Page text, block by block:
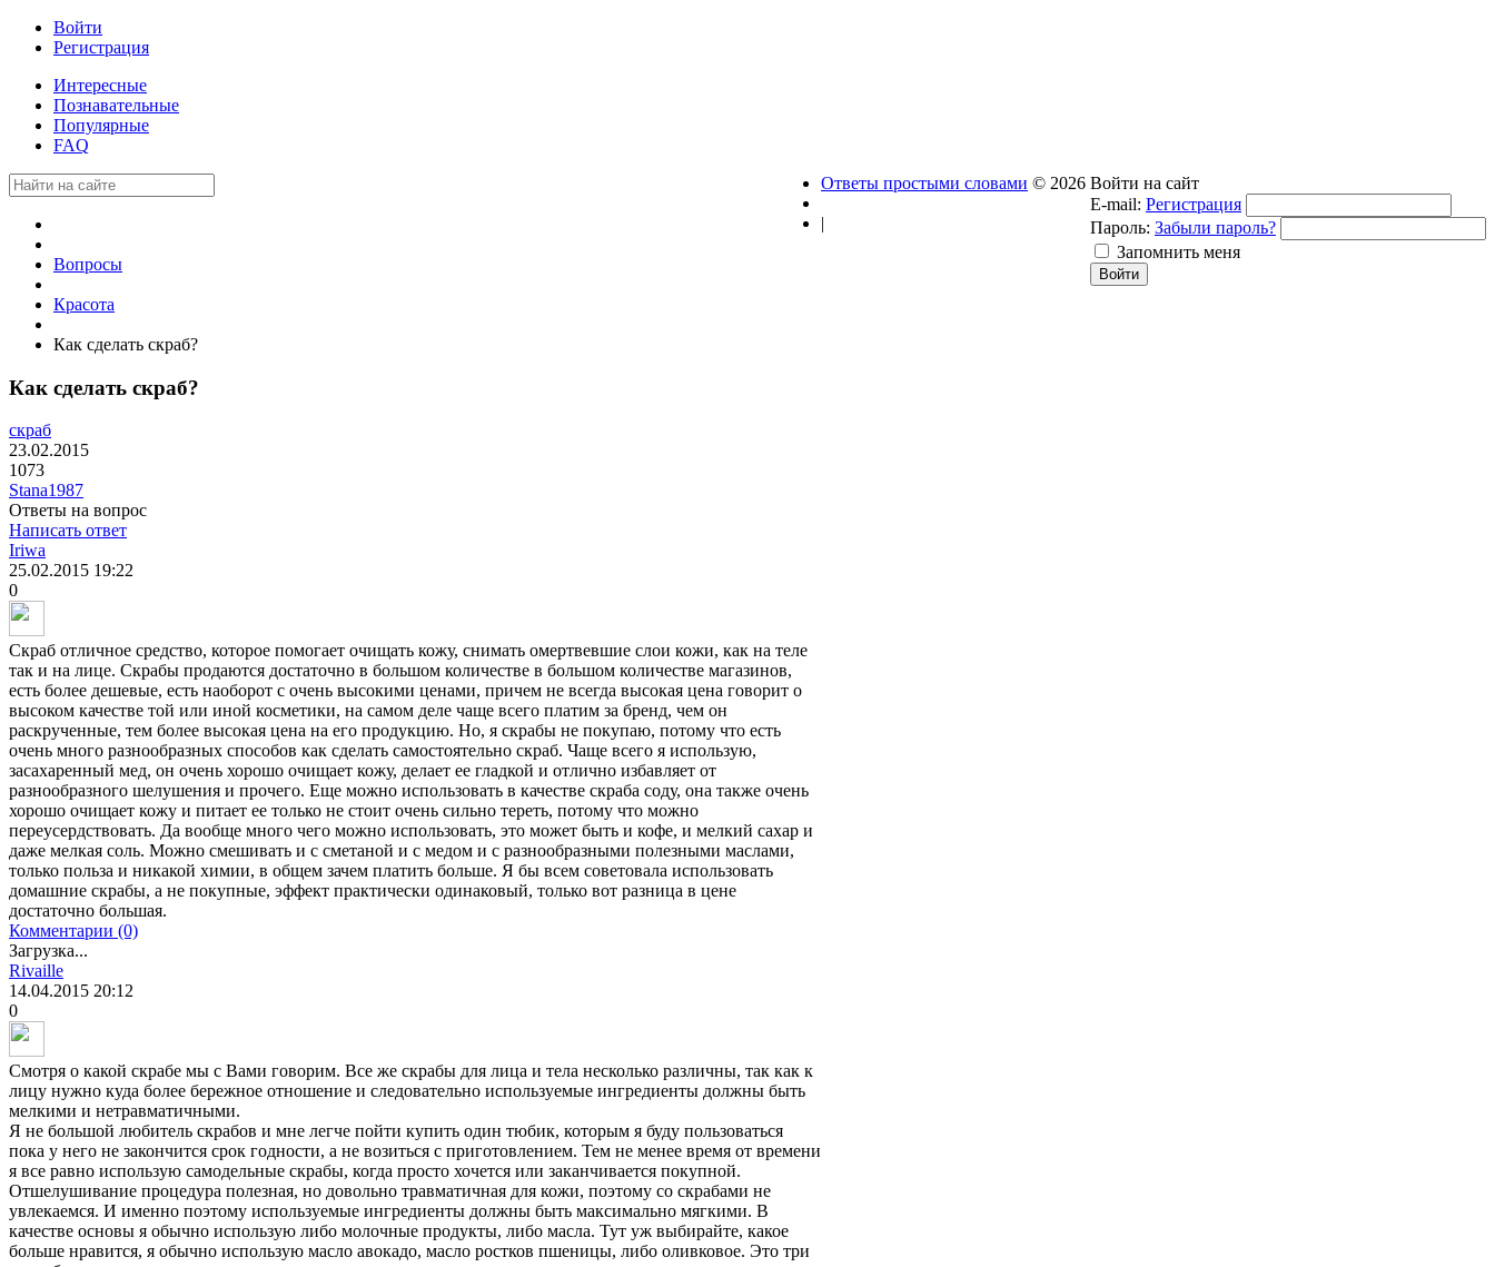
Войти
Регистрация
Интересные
Познавательные
Популярные
FAQ
Вопросы
Красота
Как сделать скраб?
Как сделать скраб?
скраб
23.02.2015
1073
Stana1987
Ответы на вопрос
Написать ответ
Iriwa
25.02.2015 19:22
0
Скраб отличное средство, которое помогает очищать кожу, снимать омертвевшие слои кожи, как на теле
так и на лице. Скрабы продаются достаточно в большом количестве в большом количестве магазинов,
есть более дешевые, есть наоборот с очень высокими ценами, причем не всегда высокая цена говорит о
высоком качестве той или иной косметики, на самом деле чаще всего платим за бренд, чем он
раскрученные, тем более высокая цена на его продукцию. Но, я скрабы не покупаю, потому что есть
очень много разнообразных способов как сделать самостоятельно скраб. Чаще всего я использую,
засахаренный мед, он очень хорошо очищает кожу, делает ее гладкой и отлично избавляет от
разнообразного шелушения и прочего. Еще можно использовать в качестве скраба соду, она также очень
хорошо очищает кожу и питает ее только не стоит очень сильно тереть, потому что можно
переусердствовать. Да вообще много чего можно использовать, это может быть и кофе, и мелкий сахар и
даже мелкая соль. Можно смешивать и с сметаной и с медом и с разнообразными полезными маслами,
только польза и никакой химии, в общем зачем платить больше. Я бы всем советовала использовать
домашние скрабы, а не покупные, эффект практически одинаковый, только вот разница в цене
достаточно большая.
Комментарии (0)
Загрузка...
Rivaille
14.04.2015 20:12
0
Смотря о какой скрабе мы с Вами говорим. Все же скрабы для лица и тела несколько различны, так как к
лицу нужно куда более бережное отношение и следовательно используемые ингредиенты должны быть
мелкими и нетравматичными.
Я не большой любитель скрабов и мне легче пойти купить один тюбик, которым я буду пользоваться
пока у него не закончится срок годности, а не возиться с приготовлением. Тем не менее время от времени
я все равно использую самодельные скрабы, когда просто хочется или заканчивается покупной.
Отшелушивание процедура полезная, но довольно травматичная для кожи, поэтому со скрабами не
увлекаемся. И именно поэтому используемые ингредиенты должны быть максимально мягкими. В
качестве основы я обычно использую либо молочные продукты, либо масла. Тут уж выбирайте, какое
больше нравится, я обычно использую масло авокадо, масло ростков пшеницы, либо оливковое. Это три
Войти на сайт
E-mail: Регистрация
Пароль: Забыли пароль?
Запомнить меня
Ответы простыми словами © 2026
|